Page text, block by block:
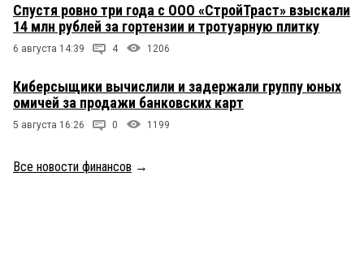
Спустя ровно три года с ООО «СтройТраст» взыскали
14 млн рублей за гортензии и тротуарную плитку
6 августа 14:39 4 1206
Киберсыщики вычислили и задержали группу юных
омичей за продажи банковских карт
5 августа 16:26 0 1199
Все новости финансов →